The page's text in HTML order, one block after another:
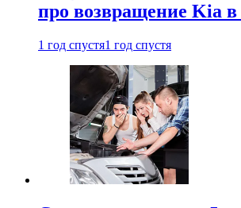
про возвращение Kia
1 год спустя1 год спустя